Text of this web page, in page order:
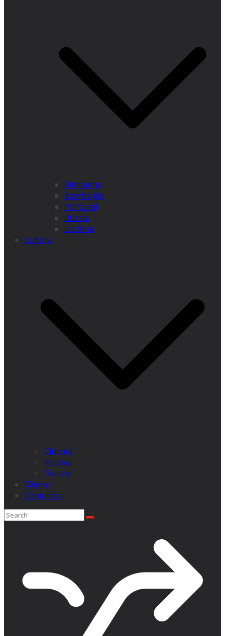
Alemanha
Azerbaijão
Portugal
Rússia
Ucrânia
Cultura
Cinema
Festival
Teatro
Videos
Contactos